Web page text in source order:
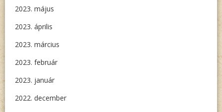
2023. május
2023. április
2023. március
2023. február
2023. január
2022. december